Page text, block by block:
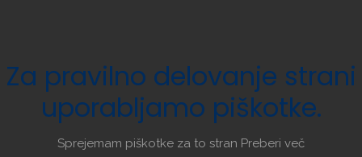
Za pravilno delovanje strani
uporabljamo piškotke.
Sprejemam piškotke za to stran Preberi več